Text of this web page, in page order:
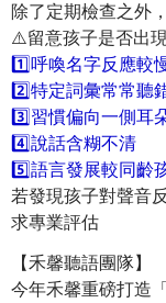
除了定期檢查之外
⚠️留意孩子是否出
1️⃣呼喚名字反應較
2️⃣特定詞彙常常聽
3️⃣習慣偏向一側耳
4️⃣說話含糊不清
5️⃣語言發展較同齡
若發現孩子對聲音
求專業評估
【禾馨聽語團隊】
今年禾馨重磅打造